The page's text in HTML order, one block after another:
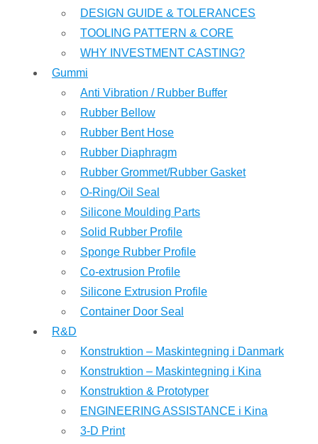
DESIGN GUIDE & TOLERANCES
TOOLING PATTERN & CORE
WHY INVESTMENT CASTING?
Gummi
Anti Vibration / Rubber Buffer
Rubber Bellow
Rubber Bent Hose
Rubber Diaphragm
Rubber Grommet/Rubber Gasket
O-Ring/Oil Seal
Silicone Moulding Parts
Solid Rubber Profile
Sponge Rubber Profile
Co-extrusion Profile
Silicone Extrusion Profile
Container Door Seal
R&D
Konstruktion – Maskintegning i Danmark
Konstruktion – Maskintegning i Kina
Konstruktion & Prototyper
ENGINEERING ASSISTANCE i Kina
3-D Print